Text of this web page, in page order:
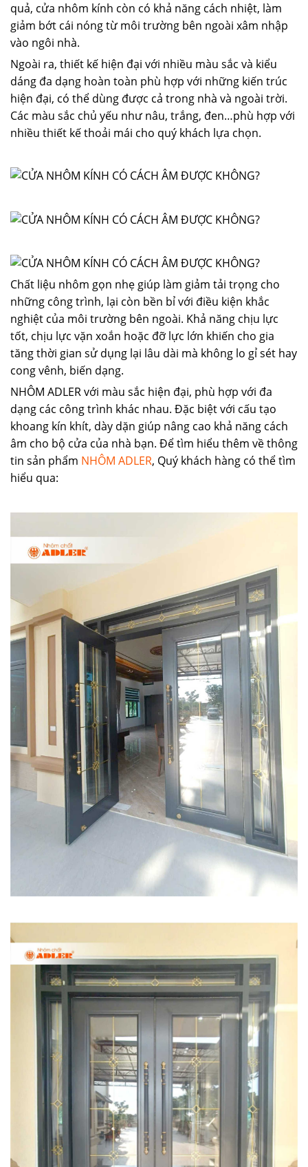
quả, cửa nhôm kính còn có khả năng cách nhiệt, làm
giảm bớt cái nóng từ môi trường bên ngoài xâm nhập
vào ngôi nhà.
Ngoài ra, thiết kế hiện đại với nhiều màu sắc và kiểu
dáng đa dạng hoàn toàn phù hợp với những kiến trúc
hiện đại, có thể dùng được cả trong nhà và ngoài trời.
Các màu sắc chủ yếu như nâu, trắng, đen…phù hợp với
nhiều thiết kế thoải mái cho quý khách lựa chọn.
Chất liệu nhôm gọn nhẹ giúp làm giảm tải trọng cho
những công trình, lại còn bền bỉ với điều kiện khắc
nghiệt của môi trường bên ngoài. Khả năng chịu lực
tốt, chịu lực vặn xoắn hoặc đỡ lực lớn khiến cho gia
tăng thời gian sử dụng lại lâu dài mà không lo gỉ sét hay
cong vênh, biến dạng.
NHÔM ADLER với màu sắc hiện đại, phù hợp với đa
dạng các công trình khác nhau. Đặc biệt với cấu tạo
khoang kín khít, dày dặn giúp nâng cao khả năng cách
âm cho bộ cửa của nhà bạn. Để tìm hiểu thêm về thông
tin sản phẩm NHÔM ADLER, Quý khách hàng có thể tìm
hiểu qua: